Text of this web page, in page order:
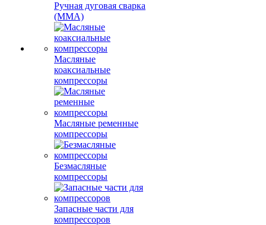
Ручная дуговая сварка
(MMA)
Масляные
коаксиальные
компрессоры
Масляные ременные
компрессоры
Безмасляные
компрессоры
Запасные части для
компрессоров